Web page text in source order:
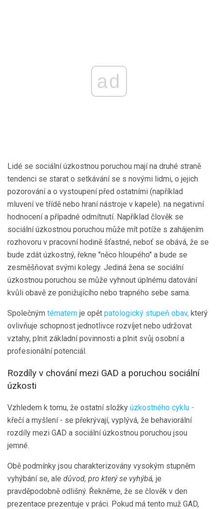
ad
Lidé se sociální úzkostnou poruchou mají na druhé straně
tendenci se starat o setkávání se s novými lidmi, o jejich
pozorování a o vystoupení před ostatními (například
mluvení ve třídě nebo hraní nástroje v kapele). na negativní
hodnocení a případné odmítnutí. Například člověk se
sociální úzkostnou poruchou může mít potíže s zahájením
rozhovoru v pracovní hodině šťastné, neboť se obává, že se
bude zdát úzkostný, řekne "něco hloupého" a bude se
zesměšňovat svými kolegy. Jediná žena se sociální
úzkostnou poruchou se může vyhnout úplnému datování
kvůli obavě ze ponižujícího nebo trapného sebe sama.
Společným tématem je opět patologický stupeň obav, který
ovlivňuje schopnost jednotlivce rozvíjet nebo udržovat
vztahy, plnit základní povinnosti a plnit svůj osobní a
profesionální potenciál.
Rozdíly v chování mezi GAD a poruchou sociální
úzkosti
Vzhledem k tomu, že ostatní složky úzkostného cyklu -
křečí a myšlení - se překrývají, vyplývá, že behaviorální
rozdíly mezi GAD a sociální úzkostnou poruchou jsou
jemné.
Obě podmínky jsou charakterizovány vysokým stupněm
vyhýbání se, ale důvod, pro který se vyhýbá, je
pravděpodobně odlišný. Řekněme, že se člověk v den
prezentace prezentuje v práci. Pokud má tento muž GAD,